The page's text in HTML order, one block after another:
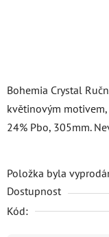
Bohemia Crystal
květinovým
24% Pbo, 305mm.
Položka byla
Dostupnost
Kód: